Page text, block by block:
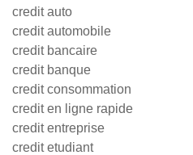
credit auto
credit automobile
credit bancaire
credit banque
credit consommation
credit en ligne rapide
credit entreprise
credit etudiant